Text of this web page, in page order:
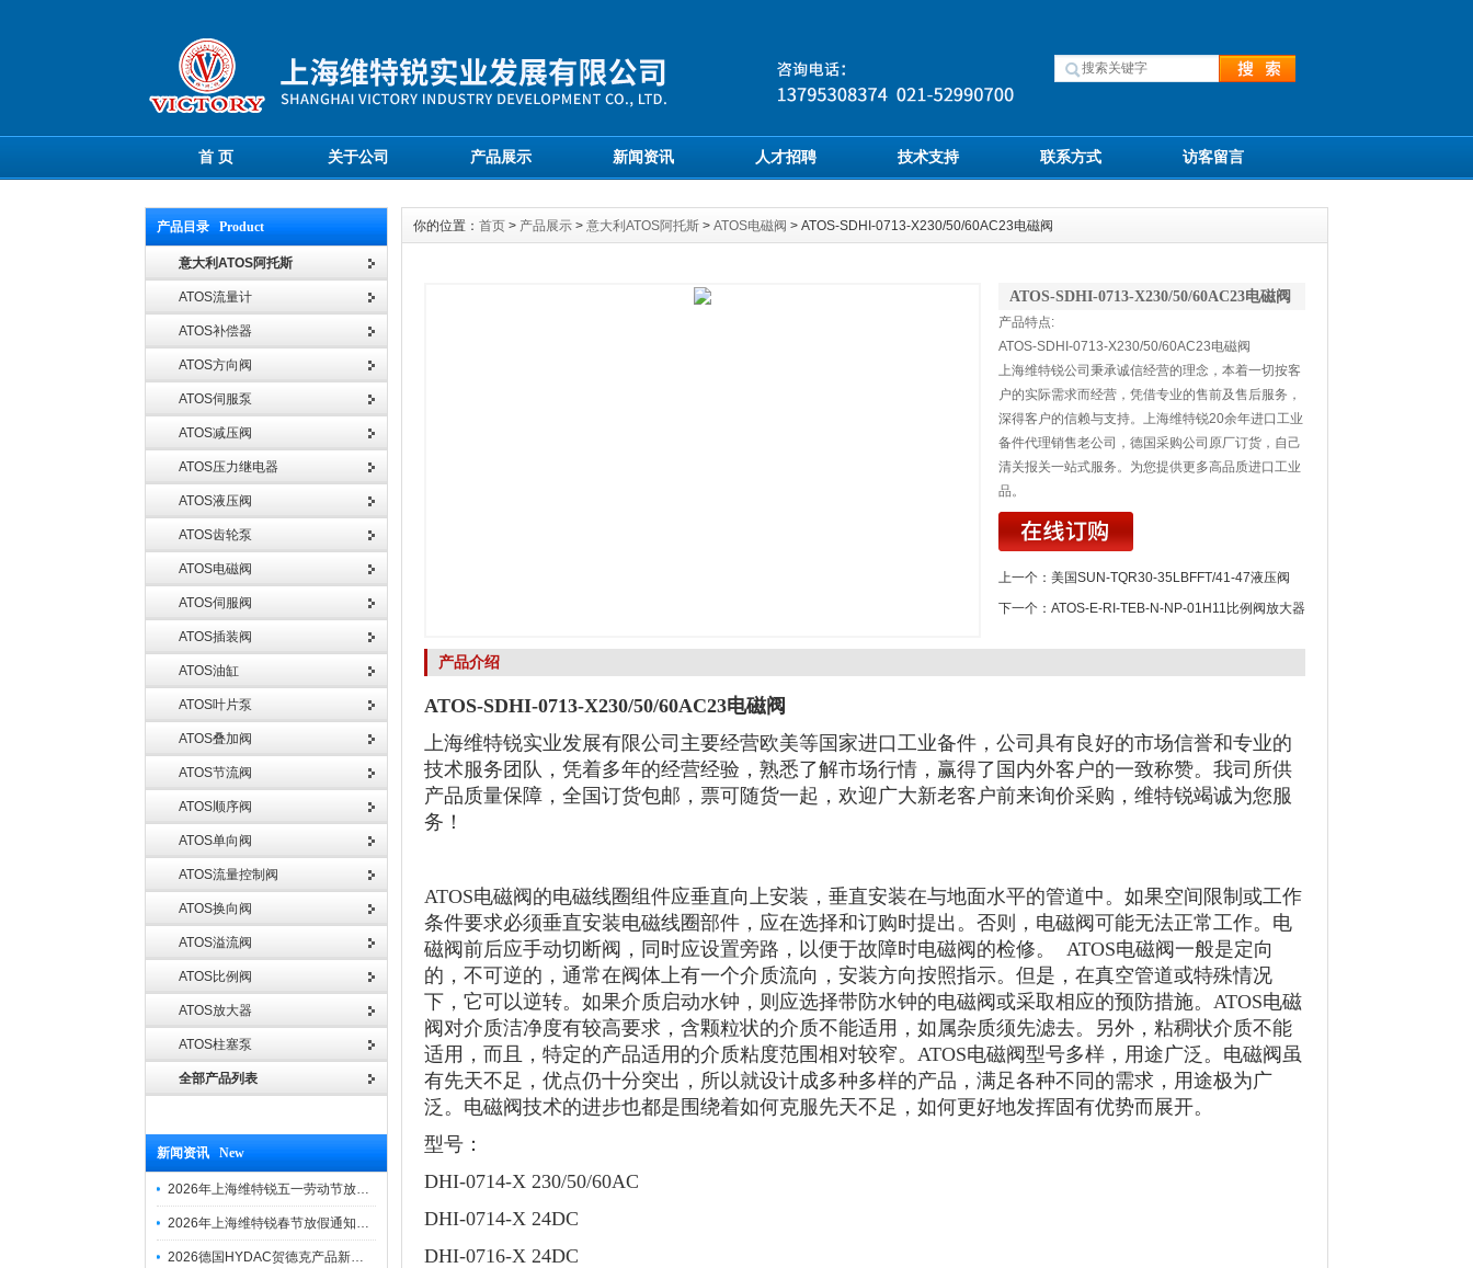
首 页 关于公司 产品展示 新闻资讯 人才招聘 技术支持 联系方式 访客留言
产品目录 Product
意大利ATOS阿托斯
ATOS流量计
ATOS补偿器
ATOS方向阀
ATOS伺服泵
ATOS减压阀
ATOS压力继电器
ATOS液压阀
ATOS齿轮泵
ATOS电磁阀
ATOS伺服阀
ATOS插装阀
ATOS油缸
ATOS叶片泵
ATOS叠加阀
ATOS节流阀
ATOS顺序阀
ATOS单向阀
ATOS流量控制阀
ATOS换向阀
ATOS溢流阀
ATOS比例阀
ATOS放大器
ATOS柱塞泵
全部产品列表
新闻资讯 New
2026年上海维特锐五一劳动节放假通知
2026年上海维特锐春节放假通知及调班安排
2026德国HYDAC贺德克产品新到一批现货
你的位置： 首页 > 产品展示 > 意大利ATOS阿托斯 > ATOS电磁阀 > ATOS-SDHI-0713-X230/50/60AC23电磁阀
ATOS-SDHI-0713-X230/50/60AC23电磁阀
产品特点:
ATOS-SDHI-0713-X230/50/60AC23电磁阀
上海维特锐公司秉承诚信经营的理念，本着一切按客
户的实际需求而经营，凭借专业的售前及售后服务，
深得客户的信赖与支持。上海维特锐20余年进口工业
备件代理销售老公司，德国采购公司原厂订货，自己
清关报关一站式服务。为您提供更多高品质进口工业
品。
上一个： 美国SUN-TQR30-35LBFFT/41-47液压阀
下一个： ATOS-E-RI-TEB-N-NP-01H11比例阀放大器
产品介绍
ATOS-SDHI-0713-X230/50/60AC23电磁阀
上海维特锐实业发展有限公司主要经营欧美等国家进口工业备件，公司具有良好的市场信誉和专业的
技术服务团队，凭着多年的经营经验，熟悉了解市场行情，赢得了国内外客户的一致称赞。我司所供
产品质量保障，全国订货包邮，票可随货一起，欢迎广大新老客户前来询价采购，维特锐竭诚为您服
务！
ATOS电磁阀的电磁线圈组件应垂直向上安装，垂直安装在与地面水平的管道中。如果空间限制或工作
条件要求必须垂直安装电磁线圈部件，应在选择和订购时提出。否则，电磁阀可能无法正常工作。电
磁阀前后应手动切断阀，同时应设置旁路，以便于故障时电磁阀的检修。 ATOS电磁阀一般是定向
的，不可逆的，通常在阀体上有一个介质流向，安装方向按照指示。但是，在真空管道或特殊情况
下，它可以逆转。如果介质启动水钟，则应选择带防水钟的电磁阀或采取相应的预防措施。ATOS电磁
阀对介质洁净度有较高要求，含颗粒状的介质不能适用，如属杂质须先滤去。另外，粘稠状介质不能
适用，而且，特定的产品适用的介质粘度范围相对较窄。ATOS电磁阀型号多样，用途广泛。电磁阀虽
有先天不足，优点仍十分突出，所以就设计成多种多样的产品，满足各种不同的需求，用途极为广
泛。电磁阀技术的进步也都是围绕着如何克服先天不足，如何更好地发挥固有优势而展开。
型号：
DHI-0714-X 230/50/60AC
DHI-0714-X 24DC
DHI-0716-X 24DC